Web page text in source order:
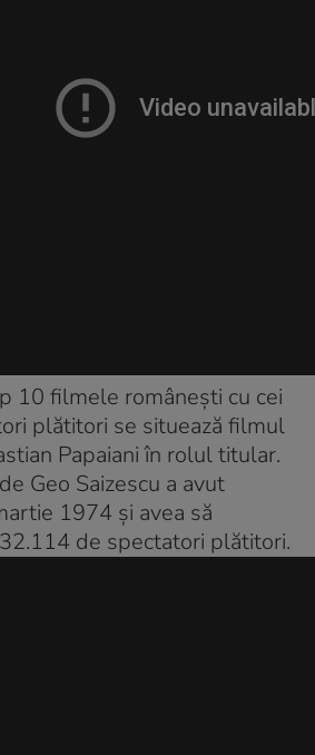
10 filmele româneşti cu cei
plătitori se situează filmul
Papaiani în rolul titular.
Geo Saizescu a avut
1974 şi avea să
de spectatori plătitori.